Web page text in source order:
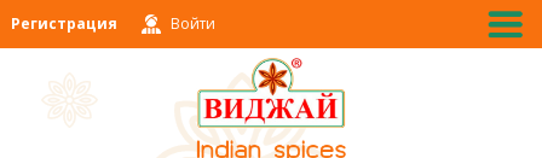
Регистрация Войти